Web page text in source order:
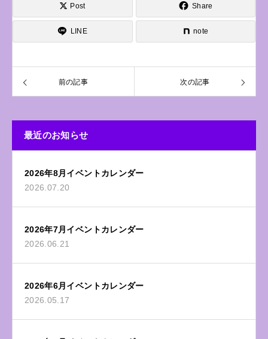
Post Share
LINE note
前の記事 次の記事
最近のお知らせ
2026年8月イベントカレンダー
2026.07.20
2026年7月イベントカレンダー
2026.06.21
2026年6月イベントカレンダー
2026.05.17